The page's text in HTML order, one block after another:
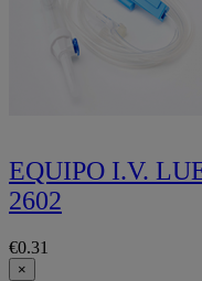
EQUIPO I.V.
2602
€0.31
×